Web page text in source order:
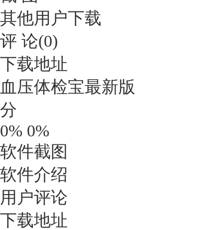
其他用户下载
评 论(0)
下载地址
血压体检宝最新版
分
0% 0%
软件截图
软件介绍
用户评论
下载地址